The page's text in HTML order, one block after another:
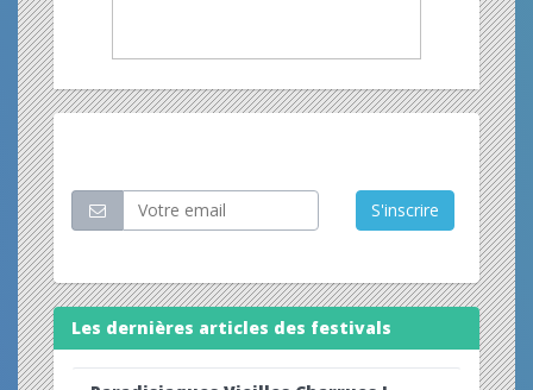
S'inscrire
Les dernières articles des festivals